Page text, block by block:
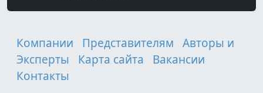
Компании Представителям
Авторы и
Эксперты
Карта сайта
Вакансии
Контакты